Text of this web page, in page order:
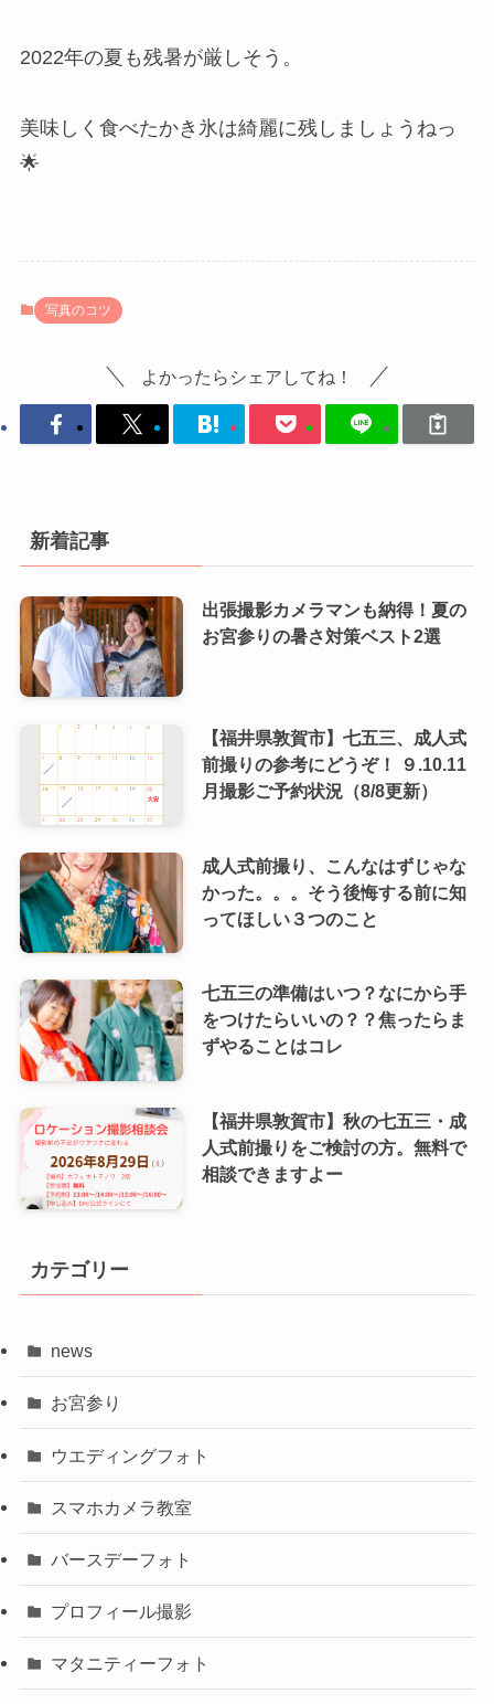
2022年の夏も残暑が厳しそう。
美味しく食べたかき氷は綺麗に残しましょうねっ
🌟
写真のコツ
よかったらシェアしてね！
新着記事
出張撮影カメラマンも納得！夏の
お宮参りの暑さ対策ベスト2選
【福井県敦賀市】七五三、成人式
前撮りの参考にどうぞ！ ９.10.11
月撮影ご予約状況（8/8更新）
成人式前撮り、こんなはずじゃな
かった。。。そう後悔する前に知
ってほしい３つのこと
七五三の準備はいつ？なにから手
をつけたらいいの？？焦ったらま
ずやることはコレ
【福井県敦賀市】秋の七五三・成
人式前撮りをご検討の方。無料で
相談できますよー
カテゴリー
news
お宮参り
ウエディングフォト
スマホカメラ教室
バースデーフォト
プロフィール撮影
マタニティーフォト